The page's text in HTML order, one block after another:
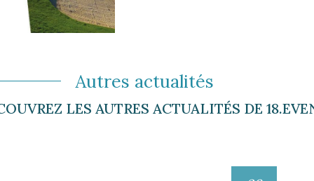
Autres actualités
LES AUTRES ACTUALITÉS DE